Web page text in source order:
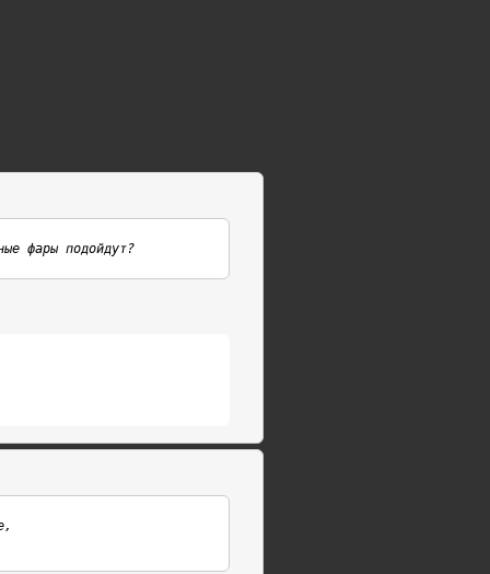
фары подойдут?